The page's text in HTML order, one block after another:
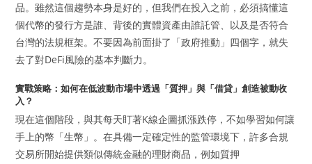
品。雖然這個趨勢本身是好的，但我們在投入之前，必須搞懂這
個代幣的發行方是誰、背後的實體資產由誰託管、以及是否符合
台灣的法規框架。不要因為前面掛了「政府推動」四個字，就失
去了對DeFi風險的基本判斷力。
實戰策略：如何在低波動市場中透過「質押」與「借貸」創造被動收
入？
現在這個階段，與其每天盯著K線企圖抓漲跌停，不如學習如何讓
手上的幣「生幣」。在具備一定確定性的監管環境下，許多合規
交易所開始提供類似傳統金融的理財商品，例如質押